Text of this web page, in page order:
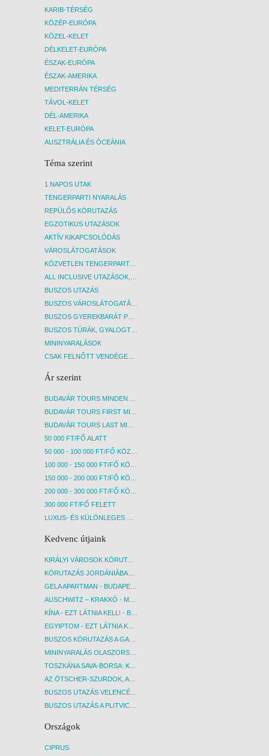
KARIB-TÉRSÉG
KÖZÉP-EURÓPA
KÖZEL-KELET
DÉLKELET-EURÓPA
ÉSZAK-EURÓPA
ÉSZAK-AMERIKA
MEDITERRÁN TÉRSÉG
TÁVOL-KELET
DÉL-AMERIKA
KELET-EURÓPA
AUSZTRÁLIA ÉS ÓCEÁNIA
Téma szerint
1 NAPOS UTAK
TENGERPARTI NYARALÁS
REPÜLŐS KÖRUTAZÁS
EGZOTIKUS UTAZÁSOK
AKTÍV KIKAPCSOLÓDÁS
VÁROSLÁTOGATÁSOK
KÖZVETLEN TENGERPARTI SZÁLLÁSOK
ALL INCLUSIVE UTAZÁSOK, NYARALÁSOK
BUSZOS UTAZÁS
BUSZOS VÁROSLÁTOGATÁSOK
BUSZOS GYEREKBARÁT PROGRAMOK
BUSZOS TÚRÁK, GYALOGTÚRÁK
MININYARALÁSOK
CSAK FELNŐTT VENDÉGEKET FOGADÓ SZÁLLÁSOK
Ár szerint
BUDAVÁR TOURS MINDEN AKCIÓS ÚT
BUDAVÁR TOURS FIRST MINUTE AKCIÓS UTAK
BUDAVÁR TOURS LAST MINUTE AKCIÓS UTAK
50 000 FT/FŐ ALATT
50 000 - 100 000 FT/FŐ KÖZÖTT
100 000 - 150 000 FT/FŐ KÖZÖTT
150 000 - 200 000 FT/FŐ KÖZÖTT
200 000 - 300 000 FT/FŐ KÖZÖTT
300 000 FT/FŐ FELETT
LUXUS- ÉS KÜLÖNLEGES UTAK
Kedvenc útjaink
KIRÁLYI VÁROSOK KÖRUTAZÁS KÖZVETLEN REPÜLŐJÁRATTAL - BUDAPEST, REPÜLŐ
KÖRUTAZÁS JORDÁNIÁBAN, HOLT-TENGERI PIHENÉSSEL - BUDAPEST, REPÜLŐ
GELA APARTMAN - BUDAPEST, REPÜLŐ
AUSCHWITZ – KRAKKÓ - MEGRÁZÓ IDŐUTAZÁS! - BUDAPEST, BUSZ
KÍNA - EZT LÁTNIA KELL! - BUDAPEST, REPÜLŐ
EGYIPTOM - EZT LÁTNIA KELL! - BUDAPEST, REPÜLŐ
BUSZOS KÖRUTAZÁS A GARDA-TÓ KÖRNYÉKÉN - BUDAPEST, BUSZ
MININYARALÁS OLASZORSZÁGBAN: ÉSZAK-OLASZ GYÖNGYSZEMEK NYOMÁBAN - BUDAPEST, BUSZ
TOSZKÁNA SAVA-BORSA: KÓSTOLÓK ÉS KULTURÁLIS UTAZÁS - BUDAPEST, BUSZ
AZ ÖTSCHER-SZURDOK, AUSZTRIA GRAND CANYONJA - BUDAPEST, BUSZ
BUSZOS UTAZÁS VELENCÉBE - BUDAPEST, BUSZ
BUSZOS UTAZÁS A PLITVICEI-TAVAK NEMZETI PARKBA - BUDAPEST, BUSZ
Országok
CIPRUS